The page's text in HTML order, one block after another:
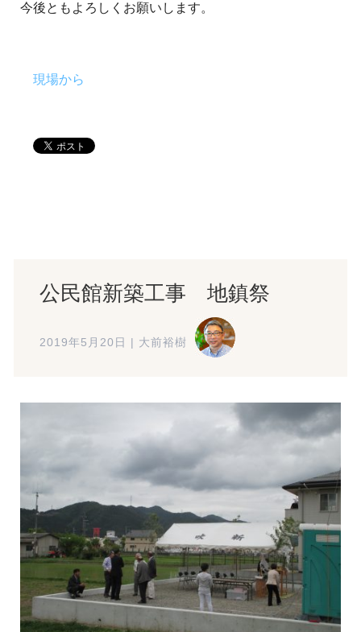
今後ともよろしくお願いします。
現場から
公民館新築工事 地鎮祭
2019年5月20日 大前裕樹